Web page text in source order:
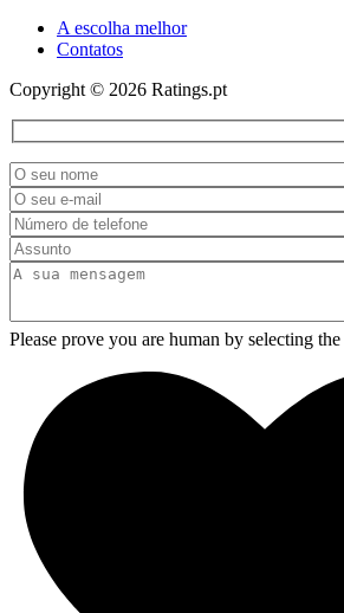
A escolha melhor
Contatos
Copyright © 2026 Ratings.pt
Please prove you are human by selecting the